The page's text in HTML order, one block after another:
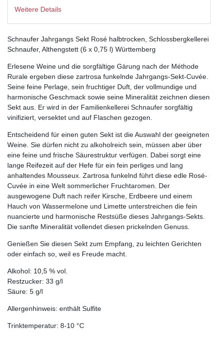
Weitere Details
Schnaufer Jahrgangs Sekt Rosé halbtrocken, Schlossbergkellerei
Schnaufer, Althengstett (6 x 0,75 l) Württemberg
Erlesene Weine und die sorgfältige Gärung nach der Méthode
Rurale ergeben diese zartrosa funkelnde Jahrgangs-Sekt-Cuvée.
Seine feine Perlage, sein fruchtiger Duft, der vollmundige und
harmonische Geschmack sowie seine Mineralität zeichnen diesen
Sekt aus. Er wird in der Familienkellerei Schnaufer sorgfältig
vinifiziert, versektet und auf Flaschen gezogen.
Entscheidend für einen guten Sekt ist die Auswahl der geeigneten
Weine. Sie dürfen nicht zu alkoholreich sein, müssen aber über
eine feine und frische Säurestruktur verfügen. Dabei sorgt eine
lange Reifezeit auf der Hefe für ein fein perliges und lang
anhaltendes Mousseux. Zartrosa funkelnd führt diese edle Rosé-
Cuvée in eine Welt sommerlicher Fruchtaromen. Der
ausgewogene Duft nach reifer Kirsche, Erdbeere und einem
Hauch von Wassermelone und Limette unterstreichen die fein
nuancierte und harmonische Restsüße dieses Jahrgangs-Sekts.
Die sanfte Mineralität vollendet diesen prickelnden Genuss.
Genießen Sie diesen Sekt zum Empfang, zu leichten Gerichten
oder einfach so, weil es Freude macht.
Alkohol: 10,5 % vol.
Restzucker: 33 g/l
Säure: 5 g/l
Allergenhinweis: enthält Sulfite
Trinktemperatur: 8-10 °C